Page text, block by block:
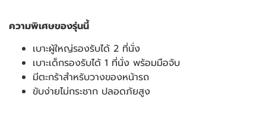
ความพิเศษของรุ่นนี้
เบาะผู้ใหญ่รองรับได้ 2 ที่นั่ง
เบาะเด็กรองรับได้ 1 ที่นั่ง พร้อมมือจับ
มีตะกร้าสำหรับวางของหน้ารถ
ขับง่ายไม่กระชาก ปลอดภัยสูง